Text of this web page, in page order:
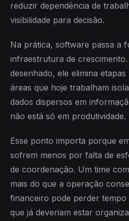
reduzir dependência de
visibilidade para decisão.
Na prática, software passa a
infraestrutura de
desenhado, ele elimina
áreas que hoje trabalham
dados dispersos em
não está só em produtividade.
Esse ponto importa porque
sofrem menos por falta de
de coordenação. Um time
mais do que a operação
financeiro pode perder
que já deveriam estar